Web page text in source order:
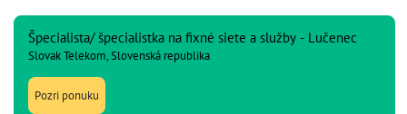
Špecialista/ špecialistka na fixné siete a služby - Lučenec
Slovak Telekom, Slovenská republika
Pozri ponuku